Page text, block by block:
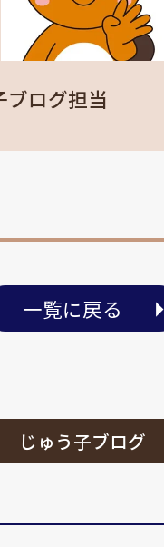
ブログ担当
一覧に戻る
じゅう子ブログ